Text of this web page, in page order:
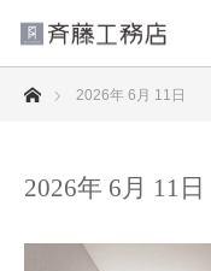
ホーム2026年 6月 11日
2026年 6月 11日